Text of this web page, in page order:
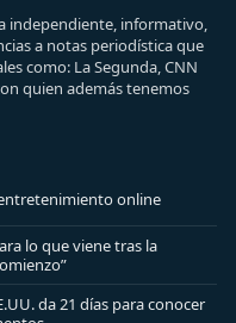
independiente, informativo,
a notas periodística que
como: La Segunda, CNN
quien además tenemos
online
lo que viene tras la
da 21 días para conocer